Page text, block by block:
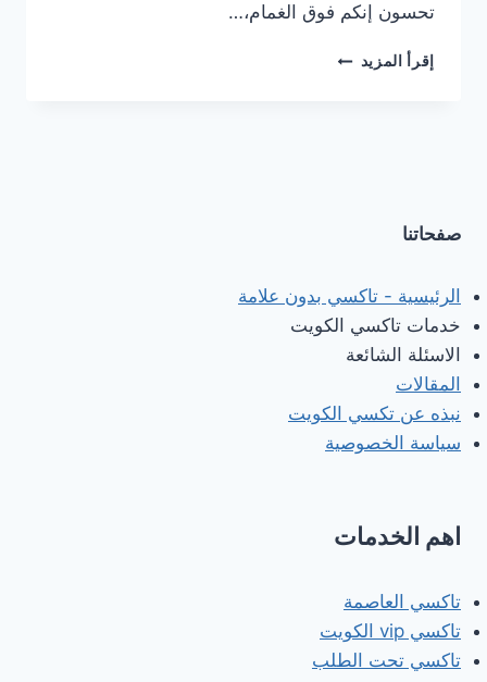
تحسون إنكم فوق الغمام،…
إقرأ المزيد تاكسي
صفحاتنا
الرئيسية - تاكسي بدون علامة
خدمات تاكسي الكويت
الاسئلة الشائعة
المقالات
نبذه عن تكسي الكويت
سياسة الخصوصية
اهم الخدمات
تاكسي العاصمة
تاكسي vip الكويت
تاكسي تحت الطلب